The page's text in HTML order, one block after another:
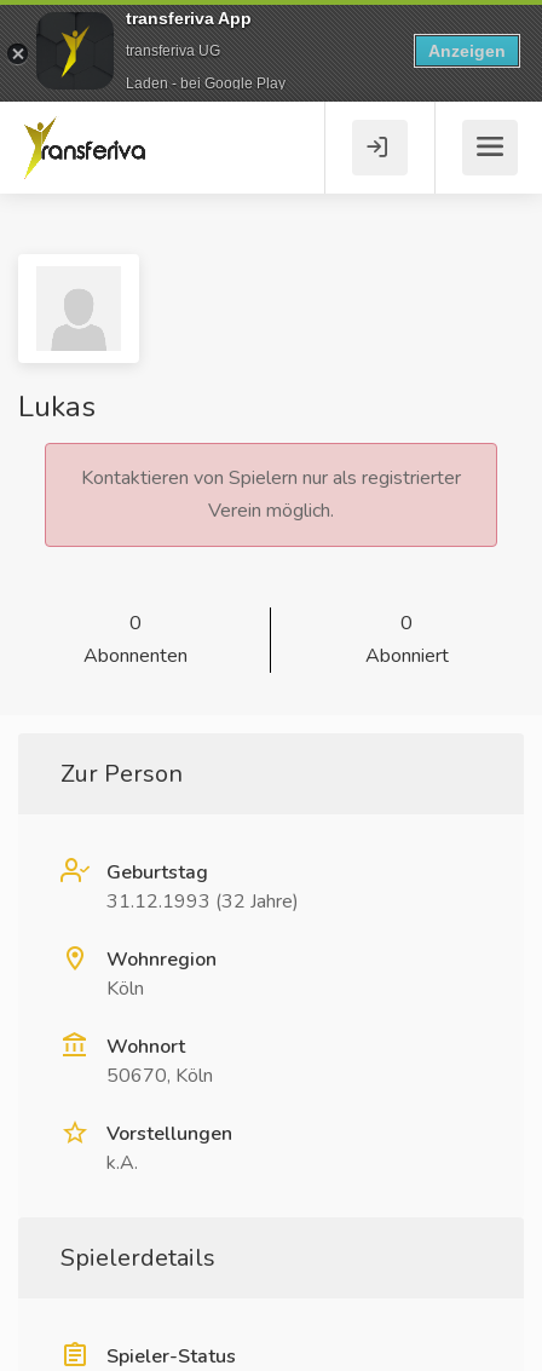
Lukas
Kontaktieren von Spielern nur als registrierter
Verein möglich.
0
Abonnenten
0
Abonniert
Zur Person
Geburtstag
31.12.1993 (32 Jahre)
Wohnregion
Köln
Wohnort
50670, Köln
Vorstellungen
k.A.
Spielerdetails
Spieler-Status
transferiva App
transferiva UG
Laden - bei Google Play
Anzeigen